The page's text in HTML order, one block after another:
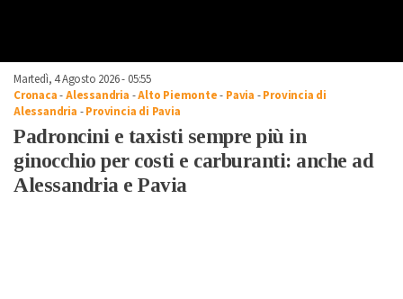
Martedì, 4 Agosto 2026 - 05:55
Cronaca-Alessandria -Alto Piemonte- Pavia -Provincia di
Alessandria -Provincia di Pavia
Padroncini e taxisti sempre più in
ginocchio per costi e carburanti: anche ad
Alessandria e Pavia